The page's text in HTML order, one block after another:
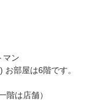
マン
部屋は6階です。
は店舗）